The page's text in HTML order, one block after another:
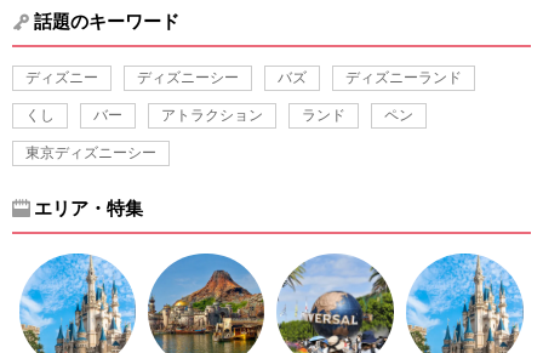
話題のキーワード
ディズニー ディズニーシー バズ ディズニーランド
くし バー アトラクション ランド ペン
東京ディズニーシー
エリア・特集